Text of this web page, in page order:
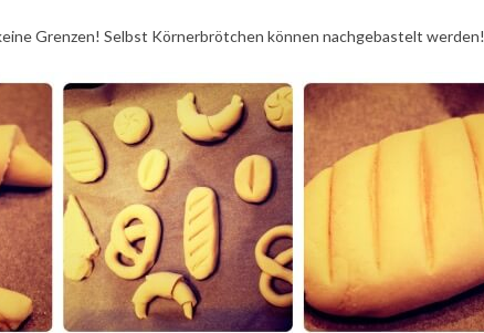
Grenzen! Selbst Körnerbrötchen können nachgebastelt werden!